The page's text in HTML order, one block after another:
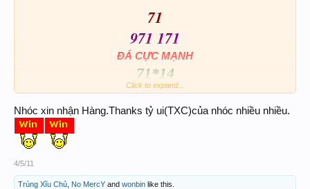
71
971 171
ĐÁ CỰC MẠNH
71*14
AB+XC
39 79 28 76
Click to expand...
Nhóc xin nhận Hàng.Thanks tỷ ui(TXC)của nhóc nhiều nhiều.
4/5/11
Trúng Xĩu Chủ No MercY and wonbin like this.